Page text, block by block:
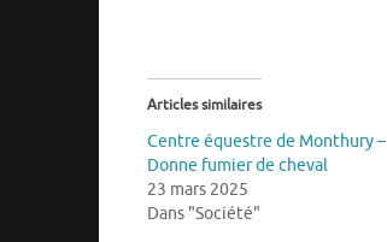
Articles similaires
Centre équestre de Monthury –
Donne fumier de cheval
23 mars 2025
Dans "Société"